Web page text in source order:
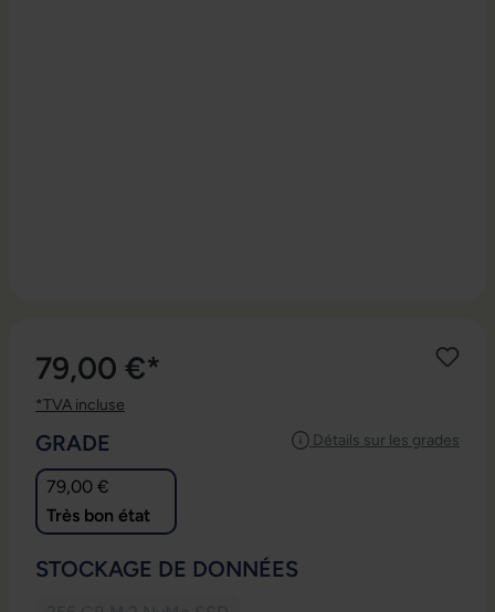
79,00 €*
*TVA incluse
Détails sur les grades
SÉLECTIONNEZ
GRADE
79,00 €
Très bon état
SÉLECTIONNEZ
STOCKAGE DE DONNÉES